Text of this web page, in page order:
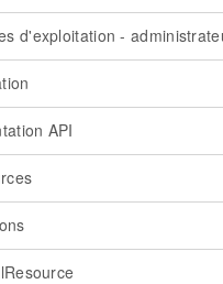
d'exploitation -
API